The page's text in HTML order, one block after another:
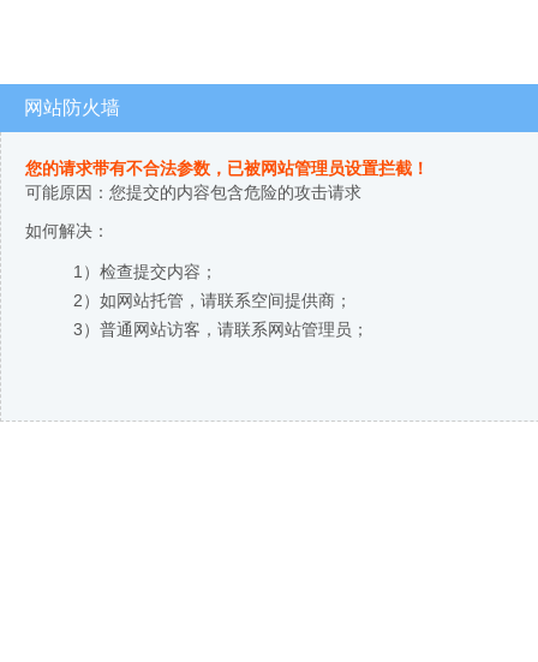
网站防火墙
您的请求带有不合法参数，已被网站管理员设置拦截！
可能原因：您提交的内容包含危险的攻击请求
如何解决：
1）检查提交内容；
2）如网站托管，请联系空间提供商；
3）普通网站访客，请联系网站管理员；